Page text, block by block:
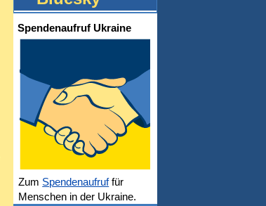
Spendenaufruf Ukraine
Zum Spendenaufruffür
Menschen in der Ukraine.